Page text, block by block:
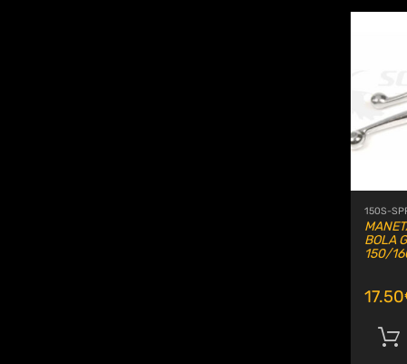
150S-
BOLA
150/
17.50